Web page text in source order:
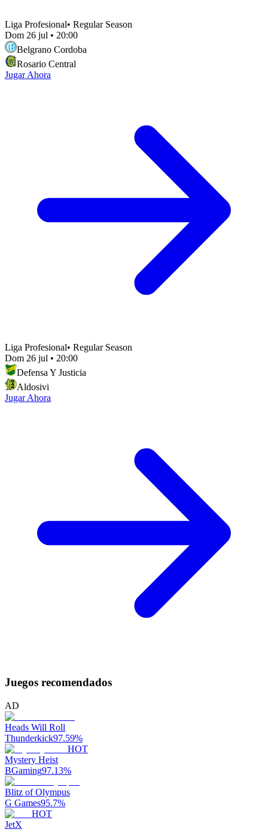
Liga Profesional• Regular Season
Dom 26 jul • 20:00
Belgrano Cordoba
Rosario Central
Jugar Ahora
Liga Profesional• Regular Season
Dom 26 jul • 20:00
Defensa Y Justicia
Aldosivi
Jugar Ahora
Juegos recomendados
AD
Heads Will Roll
Thunderkick97.59%
HOT
Mystery Heist
BGaming97.13%
Blitz of Olympus
G Games95.7%
HOT
JetX